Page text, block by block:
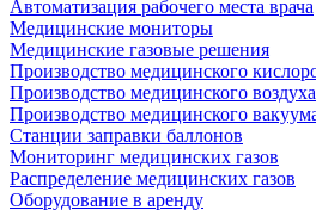
Автоматизация рабочего места врача
Медицинские мониторы
Медицинские газовые решения
Производство медицинского
Производство медицинского воздуха
Производство медицинского
Станции заправки баллонов
Мониторинг медицинских газов
Распределение медицинских газов
Оборудование в аренду